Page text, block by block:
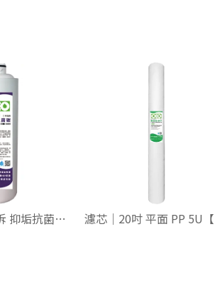
濾芯｜三代快拆 抑垢抗菌碳【複磷酸鹽】